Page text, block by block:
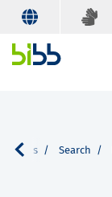
Search